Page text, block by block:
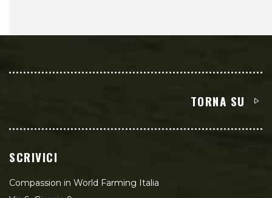
TORNA SU
SCRIVICI
Compassion in World Farming Italia